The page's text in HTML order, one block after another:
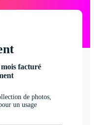
facturé
de photos,
un usage